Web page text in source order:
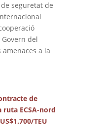
seguretat de
del
a la
de
ECSA-nord
TEU